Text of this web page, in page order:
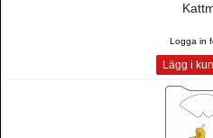
Logga in
Lägg i